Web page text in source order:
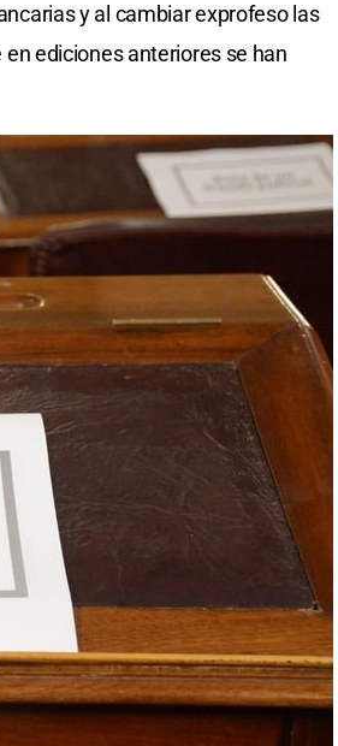
y al cambiar exprofeso las
ediciones anteriores se han